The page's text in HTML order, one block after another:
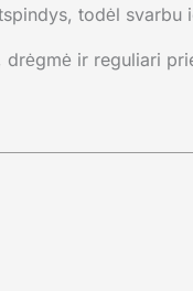
todėl
drėgmė ir reguliari